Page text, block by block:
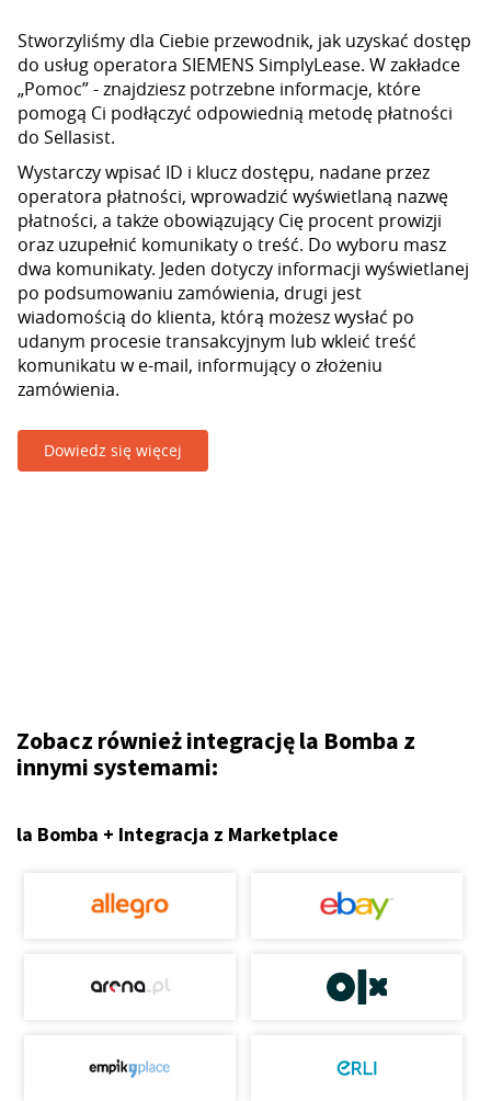
Stworzyliśmy dla Ciebie przewodnik, jak uzyskać dostęp
do usług operatora SIEMENS SimplyLease. W zakładce
„Pomoc” - znajdziesz potrzebne informacje, które
pomogą Ci podłączyć odpowiednią metodę płatności
do Sellasist.
Wystarczy wpisać ID i klucz dostępu, nadane przez
operatora płatności, wprowadzić wyświetlaną nazwę
płatności, a także obowiązujący Cię procent prowizji
oraz uzupełnić komunikaty o treść. Do wyboru masz
dwa komunikaty. Jeden dotyczy informacji wyświetlanej
po podsumowaniu zamówienia, drugi jest
wiadomością do klienta, którą możesz wysłać po
udanym procesie transakcyjnym lub wkleić treść
komunikatu w e-mail, informujący o złożeniu
zamówienia.
Dowiedz się więcej
Zobacz również integrację la Bomba z
innymi systemami:
la Bomba + Integracja z Marketplace